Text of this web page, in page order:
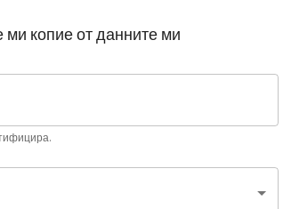
ми копие от данните ми